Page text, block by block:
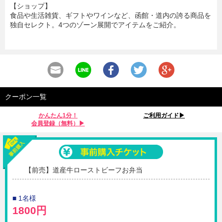
【ショップ】
食品や生活雑貨、ギフトやワインなど、函館・道内の誇る商品を
独自セレクト。4つのゾーン展開でアイテムをご紹介。
クーポン一覧
かんたん1分！
会員登録（無料）▶︎
ご利用ガイド▶︎
【前売】道産牛ローストビーフお弁当
■ 1名様
1800円